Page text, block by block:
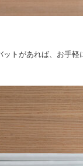
トがあれば、お手軽